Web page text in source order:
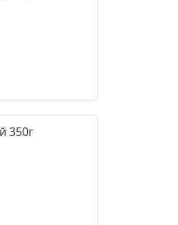
350г